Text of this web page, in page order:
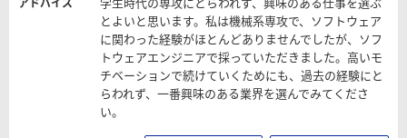
とよいと思います。私は機械系専攻で、ソフトウェア
に関わった経験がほとんどありませんでしたが、ソフ
トウェアエンジニアで採っていただきました。高いモ
チベーションで続けていくためにも、過去の経験にと
らわれず、一番興味のある業界を選んでみてくださ
い。